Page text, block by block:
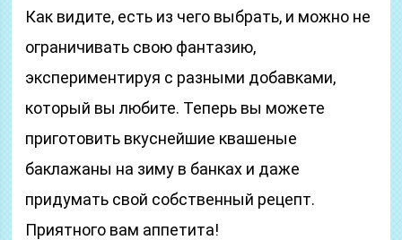
Как видите, есть из чего выбрать, и можно не
ограничивать свою фантазию,
экспериментируя с разными добавками,
который вы любите. Теперь вы можете
приготовить вкуснейшие квашеные
баклажаны на зиму в банках и даже
придумать свой собственный рецепт.
Приятного вам аппетита!